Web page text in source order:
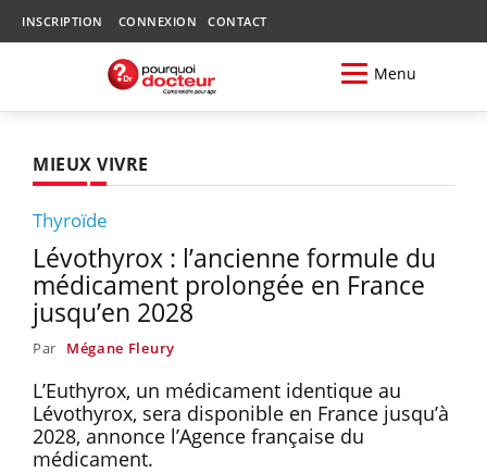
INSCRIPTION CONNEXION CONTACT
Menu
MIEUX VIVRE
Thyroïde
Lévothyrox : l’ancienne formule du
médicament prolongée en France
jusqu’en 2028
Par Mégane Fleury
L’Euthyrox, un médicament identique au
Lévothyrox, sera disponible en France jusqu’à
2028, annonce l’Agence française du
médicament.